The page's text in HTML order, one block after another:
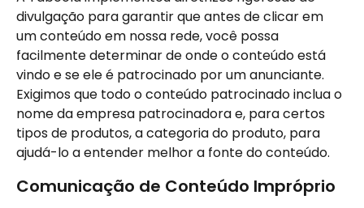
divulgação para garantir que antes de clicar em
um conteúdo em nossa rede, você possa
facilmente determinar de onde o conteúdo está
vindo e se ele é patrocinado por um anunciante.
Exigimos que todo o conteúdo patrocinado inclua o
nome da empresa patrocinadora e, para certos
tipos de produtos, a categoria do produto, para
ajudá-lo a entender melhor a fonte do conteúdo.
Comunicação de Conteúdo Impróprio